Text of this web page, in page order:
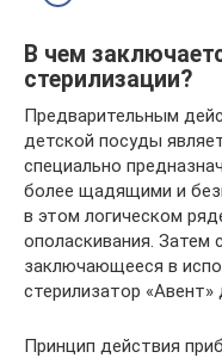
В чем
стерилизации?
Предварительным
детской посуды
специально
более щадящими и
в этом логическом
ополаскивания. Затем
заключающееся в
стерилизатор
Принцип действия